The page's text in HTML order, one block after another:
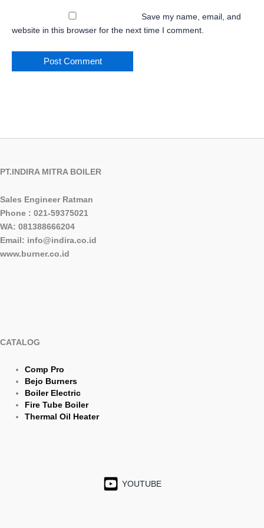
Save my name, email, and
website in this browser for the next time I comment.
PT.INDIRA MITRA BOILER
Sales Engineer Ratman
Phone : 021-59375021
WA: 081388666204
Email: info@indira.co.id
www.burner.co.id
CATALOG
Comp Pro
Bejo Burners
Boiler Electric
Fire Tube Boiler
Thermal Oil Heater
YOUTUBE